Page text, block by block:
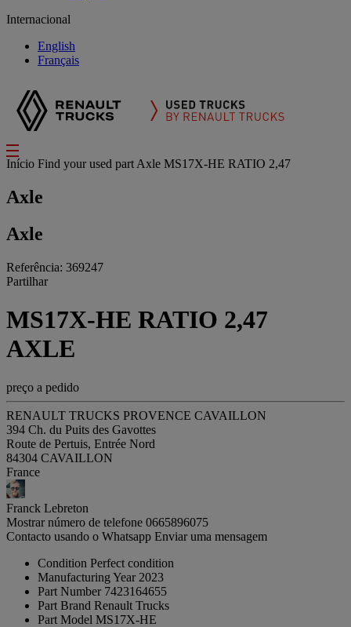
Internacional
English
Français
Início Find your used part Axle MS17X-HE RATIO 2,47
Axle
Axle
Referência: 369247
Partilhar
MS17X-HE RATIO 2,47
AXLE
preço a pedido
RENAULT TRUCKS PROVENCE CAVAILLON
394 Ch. du Puits des Gavottes
Route de Pertuis, Entrée Nord
84304 CAVAILLON
France
Franck Lebreton
Mostrar número de telefone 0665896075
Contacto usando o Whatsapp Enviar uma mensagem
Condition Perfect condition
Manufacturing Year 2023
Part Number 7423164655
Part Brand Renault Trucks
Part Model MS17X-HE